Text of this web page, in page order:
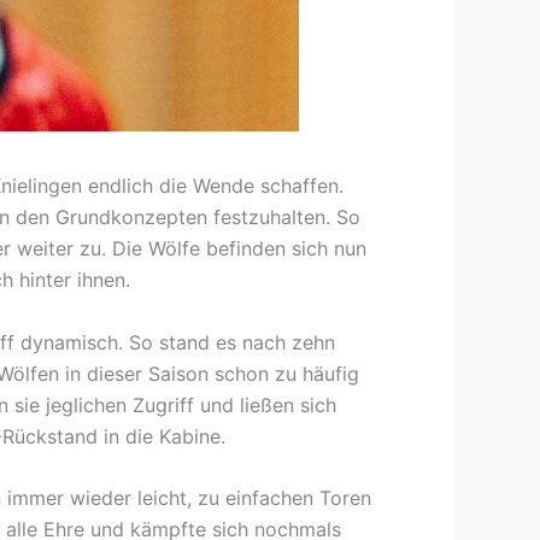
endlich die Wende schaffen.
den Grundkonzepten festzuhalten. So
weiter zu. Die Wölfe befinden sich nun
hinter ihnen.
dynamisch. So stand es nach zehn
in dieser Saison schon zu häufig
sie jeglichen Zugriff und ließen sich
in die Kabine.
wieder leicht, zu einfachen Toren
Ehre und kämpfte sich nochmals